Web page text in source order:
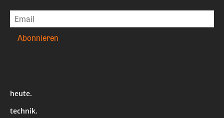
heute.
technik.